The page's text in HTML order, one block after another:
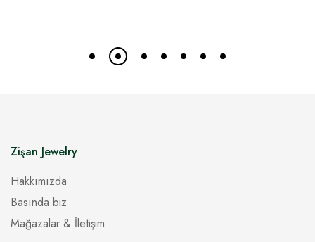
Zişan Jewelry
Hakkımızda
Basında biz
Mağazalar & İletişim